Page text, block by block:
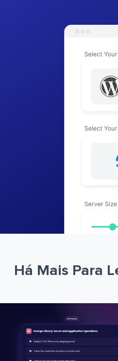
Há Mais Para